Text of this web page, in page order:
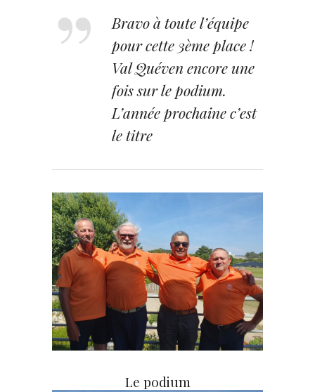
Bravo à toute l’équipe
pour cette 3ème place !
Val Quéven encore une
fois sur le podium.
L’année prochaine c’est
le titre
Le podium